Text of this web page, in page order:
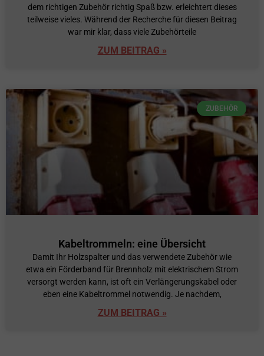
dem richtigen Zubehör richtig Spaß bzw. erleichtert dieses
teilweise vieles. Während der Recherche für diesen Beitrag
war mir klar, dass viele Zubehörteile
ZUM BEITRAG »
ZUBEHÖR
Kabeltrommeln: eine Übersicht
Damit Ihr Holzspalter und das verwendete Zubehör wie
etwa ein Förderband für Brennholz mit elektrischem Strom
versorgt werden kann, ist oft ein Verlängerungskabel oder
eben eine Kabeltrommel notwendig. Je nachdem,
ZUM BEITRAG »